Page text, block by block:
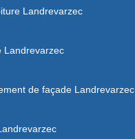
Landrevarzec
Landrevarzec
de façade Landrevarzec